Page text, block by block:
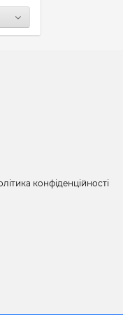
конфіденційності